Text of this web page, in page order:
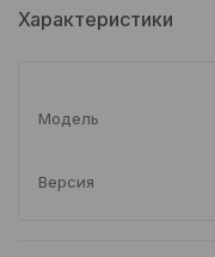
Характеристики
Модель
Версия